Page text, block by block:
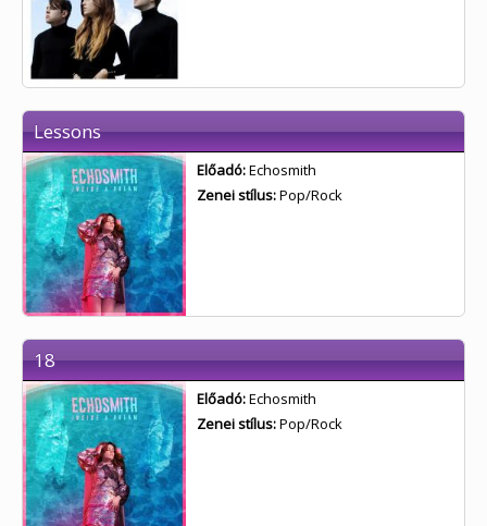
Lessons
Előadó:Echosmith
Zenei stílus:Pop/Rock
18
Előadó:Echosmith
Zenei stílus:Pop/Rock